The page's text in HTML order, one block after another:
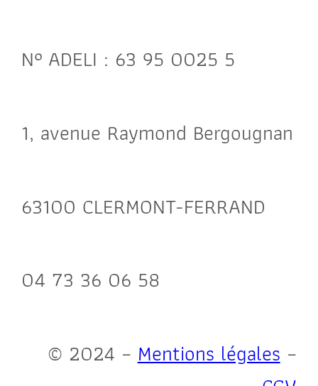
N° ADELI : 63 95 0025 5
1, avenue Raymond Bergougnan
63100 CLERMONT-FERRAND
04 73 36 06 58
© 2024 –Mentions légales–